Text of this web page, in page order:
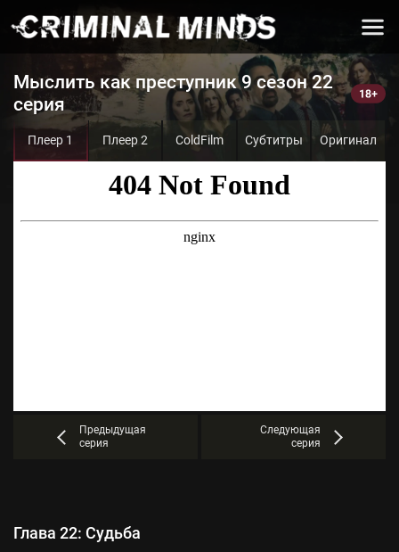
Мыслить как преступник 9 сезон 22
серия
Плеер 1 Плеер 2 ColdFilm Субтитры Оригинал
Предыдущая
серия
Следующая
серия
Глава 22: Судьба